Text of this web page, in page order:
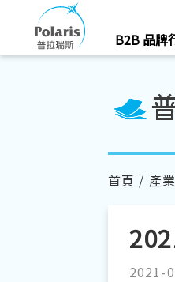
B2B 品牌
首頁 / 產
2021-